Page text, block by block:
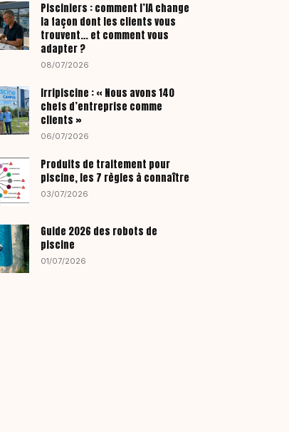
Pisciniers : comment l’IA change
la façon dont les clients vous
trouvent… et comment vous
adapter ?
08/07/2026
Irripiscine : « Nous avons 140
chefs d’entreprise comme
clients »
06/07/2026
Produits de traitement pour
piscine, les 7 règles à connaître
03/07/2026
Guide 2026 des robots de
piscine
01/07/2026